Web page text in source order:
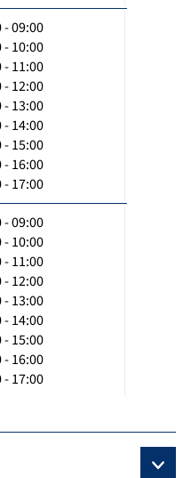
- 09:00
- 10:00
- 11:00
- 12:00
- 13:00
- 14:00
- 15:00
- 16:00
- 17:00
- 09:00
- 10:00
- 11:00
- 12:00
- 13:00
- 14:00
- 15:00
- 16:00
- 17:00